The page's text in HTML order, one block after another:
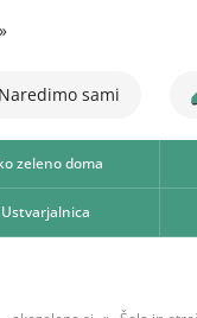
»
Naredimo sami
zeleno doma
Ustvarjalnica